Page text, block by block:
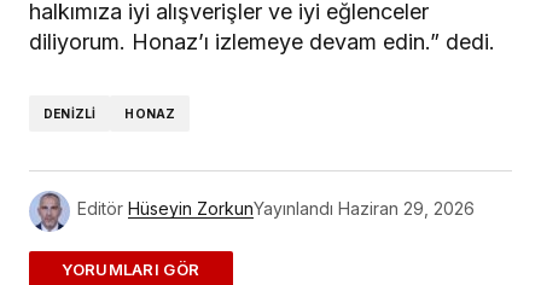
halkımıza iyi alışverişler ve iyi eğlenceler
diliyorum. Honaz’ı izlemeye devam edin.” dedi.
DENIZLI HONAZ
Editör Hüseyin ZorkunYayınlandı Haziran 29, 2026
ADD A COMMENT